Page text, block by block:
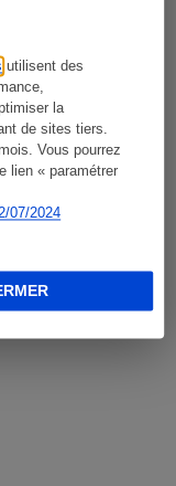
utilisent des
la
de sites tiers.
Vous pourrez
lien « paramétrer
07/2024
alimentaire
emprunteur
Téléviseur
Matelas
Mutuelle